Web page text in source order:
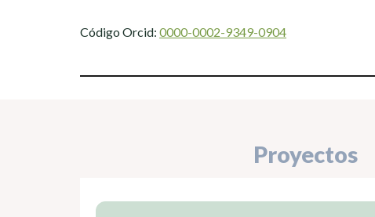
Código Orcid: 0000-0002-9349-0904
Proyectos